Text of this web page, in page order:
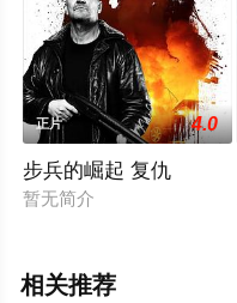
正片 4.0
步兵的崛起 复仇
暂无简介
相关推荐